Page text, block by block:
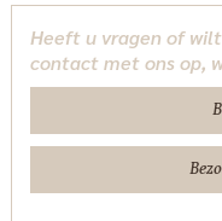
110Ø
Richmond
Interiors
Heeft u vragen of
contact met ons op,